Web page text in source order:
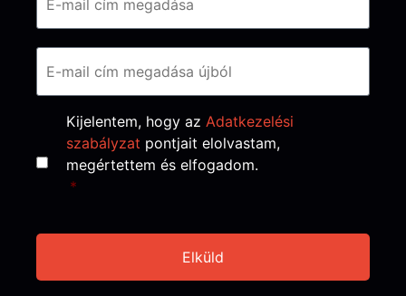
Consent *
Kijelentem, hogy az Adatkezelési
szabályzat pontjait elolvastam,
megértettem és elfogadom.
*